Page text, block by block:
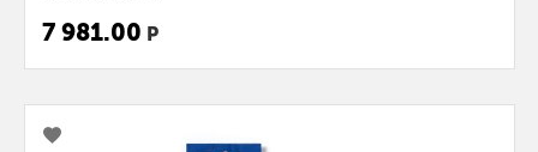
7 981.00 Р